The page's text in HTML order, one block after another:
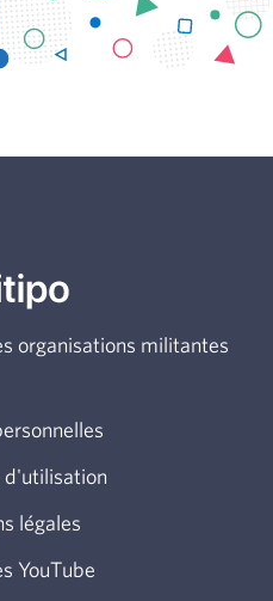
organisations militantes
d'utilisation
légales
YouTube